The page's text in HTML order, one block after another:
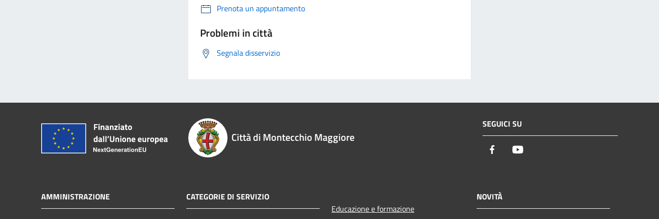
Prenota un appuntamento
Problemi in città
Segnala disservizio
Città di Montecchio Maggiore
SEGUICI SU
Facebook
AMMINISTRAZIONE CATEGORIE DI SERVIZIO
Educazione e formazione
NOVITÀ